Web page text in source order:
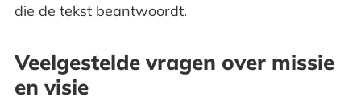
die de tekst beantwoordt.
Veelgestelde vragen over missie
en visie